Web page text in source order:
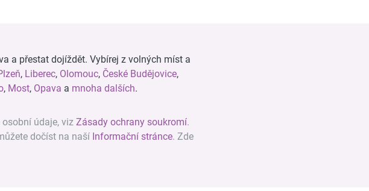
a přestat dojíždět. Vybírej z volných míst a
, Liberec, Olomouc, České Budějovice,
, Most, Opava a mnoha dalších.
údaje, viz Zásady ochrany soukromí.
dočíst na naší Informační stránce. Zde